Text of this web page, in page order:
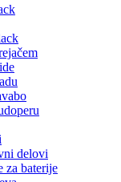
delovi
za baterije